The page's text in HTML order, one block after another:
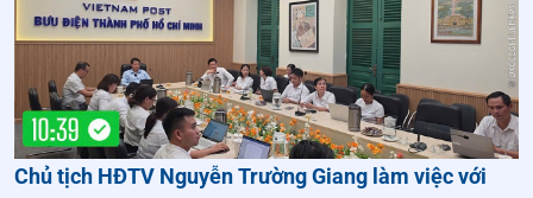
Chủ tịch HĐTV Nguyễn Trường Giang làm việc với